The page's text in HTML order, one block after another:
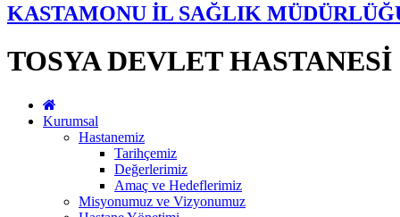
KASTAMONU İL SAĞLIK
TOSYA DEVLET HASTANESİ
Kurumsal
Hastanemiz
Tarihçemiz
Değerlerimiz
Amaç ve Hedeflerimiz
Misyonumuz ve Vizyonumuz